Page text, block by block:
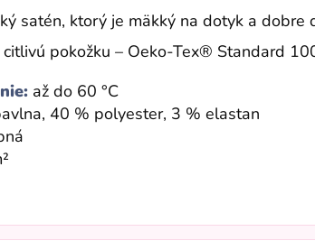
satén, ktorý je mäkký na dotyk a dobre
pokožku – Oeko-Tex® Standard
až do 60 °C
40 % polyester, 3 % elastan